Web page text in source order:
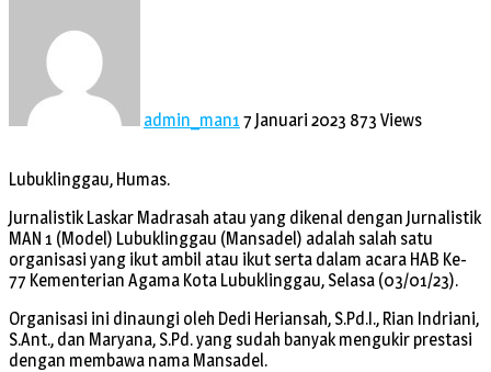
admin_man1 7 Januari 2023 873 Views
Lubuklinggau, Humas.
Jurnalistik Laskar Madrasah atau yang dikenal dengan Jurnalistik
MAN 1 (Model) Lubuklinggau (Mansadel) adalah salah satu
organisasi yang ikut ambil atau ikut serta dalam acara HAB Ke-
77 Kementerian Agama Kota Lubuklinggau, Selasa (03/01/23).
Organisasi ini dinaungi oleh Dedi Heriansah, S.Pd.I., Rian Indriani,
S.Ant., dan Maryana, S.Pd. yang sudah banyak mengukir prestasi
dengan membawa nama Mansadel.